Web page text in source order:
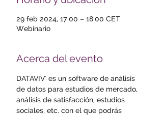
29 feb 2024, 17:00 – 18:00 CET
Webinario
Acerca del evento
DATAVIV' es un software de análisis
de datos para estudios de mercado,
análisis de satisfacción, estudios
sociales, etc. con el que podrás